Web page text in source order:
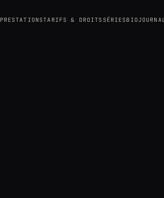
PRESTATIONSTARIFS & DROITS SÉRIES BIOJOURNAL